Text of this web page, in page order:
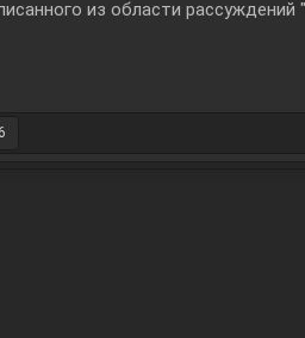
из области рассуждений